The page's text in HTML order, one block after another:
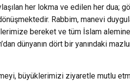
her lokma ve edilen her dua;
Rabbim, manevi
bereket ve tüm İslam
dünyanın dört bir yanındaki
büyüklerimizi ziyaretle mutlu